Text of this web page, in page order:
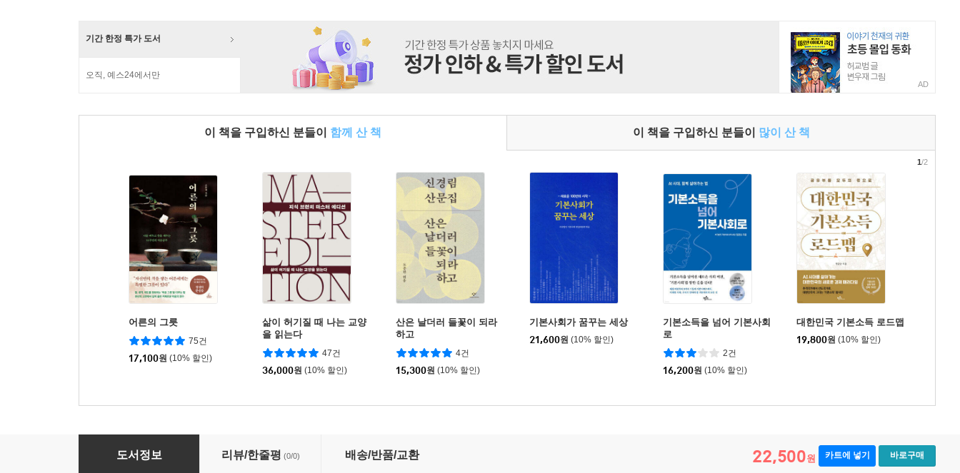
기간 한정 특가 도서
오직, 예스24에서만
AD
이 책을 구입하신 분들이 함께 산 책 이 책을 구입하신 분들이 많이 산 책
어른의 그릇
75건
17,100원 (10% 할인)
삶이 허기질 때 나는 교양
을 읽는다
47건
36,000원 (10% 할인)
산은 날더러 들꽃이 되라
하고
4건
15,300원 (10% 할인)
기본사회가 꿈꾸는 세상
21,600원 (10% 할인)
기본소득을 넘어 기본사회
로
2건
16,200원 (10% 할인)
대한민국 기본소득 로드맵
19,800원 (10% 할인)
1/2
기본 사회가 온다
도서정보 리뷰/한줄평 (0/0) 배송/반품/교환 22,500원 카트에 넣기 바로구매